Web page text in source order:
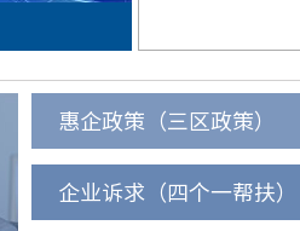
惠企政策（三区政策）
企业诉求（四个一帮扶）